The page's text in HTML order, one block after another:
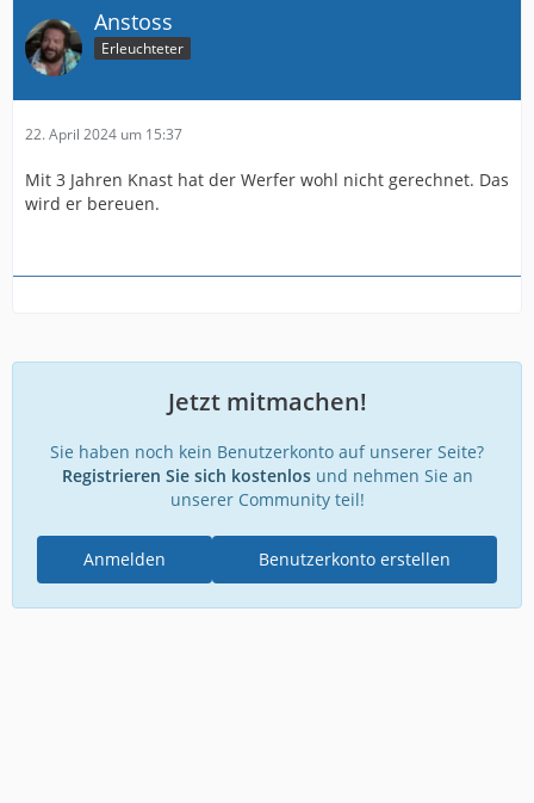
Anstoss
Erleuchteter
22. April 2024 um 15:37
Mit 3 Jahren Knast hat der Werfer wohl nicht gerechnet. Das
wird er bereuen.
Jetzt mitmachen!
Sie haben noch kein Benutzerkonto auf unserer Seite?
Registrieren Sie sich kostenlosund nehmen Sie an
unserer Community teil!
Benutzerkonto erstellen
Anmelden